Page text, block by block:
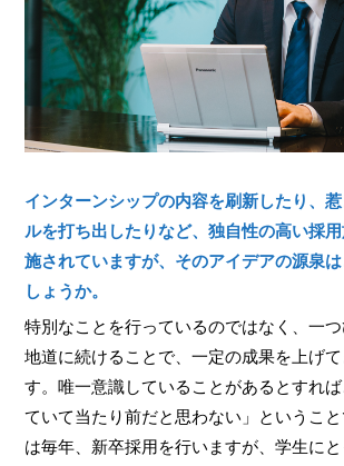
インターンシップの内容を刷新したり、
ルを打ち出したりなど、独自性の高い採
施されていますが、そのアイデアの源泉
しょうか。
特別なことを行っているのではなく、一
地道に続けることで、一定の成果を上げ
す。唯一意識していることがあるとすれ
ていて当たり前だと思わない」というこ
は毎年、新卒採用を行いますが、学生に